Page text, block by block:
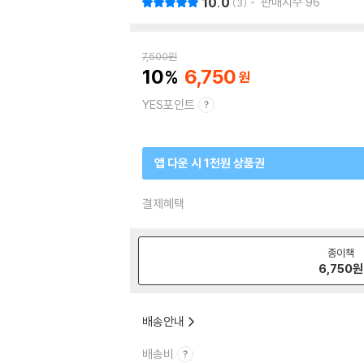
7,500원
10 6,750
YES포인트
앱 다운 시 1천원 상품권
결제혜택
종이책
6,750원
배송안내
배송비